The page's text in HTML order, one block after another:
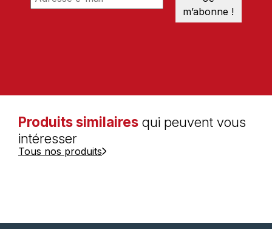
Produits similaires qui peuvent vous
intéresser
Tous nos produits